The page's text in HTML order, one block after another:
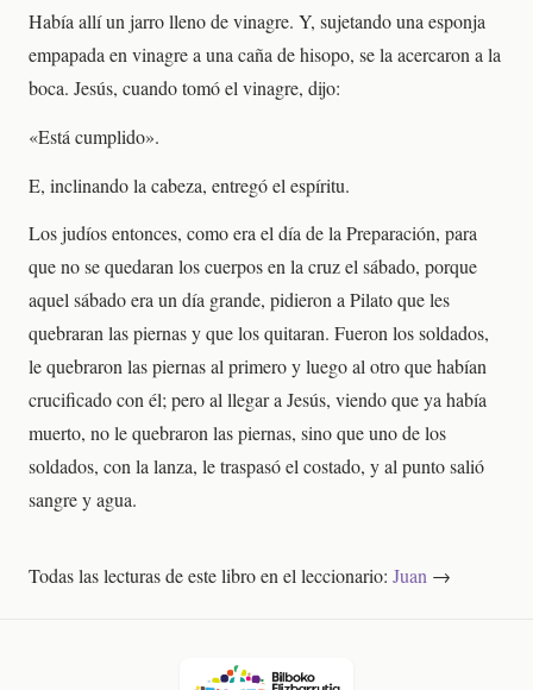
Había allí un jarro lleno de vinagre. Y, sujetando una esponja
empapada en vinagre a una caña de hisopo, se la acercaron a la
boca. Jesús, cuando tomó el vinagre, dijo:
«Está cumplido».
E, inclinando la cabeza, entregó el espíritu.
Los judíos entonces, como era el día de la Preparación, para
que no se quedaran los cuerpos en la cruz el sábado, porque
aquel sábado era un día grande, pidieron a Pilato que les
quebraran las piernas y que los quitaran. Fueron los soldados,
le quebraron las piernas al primero y luego al otro que habían
crucificado con él; pero al llegar a Jesús, viendo que ya había
muerto, no le quebraron las piernas, sino que uno de los
soldados, con la lanza, le traspasó el costado, y al punto salió
sangre y agua.
Todas las lecturas de este libro en el leccionario: Juan →